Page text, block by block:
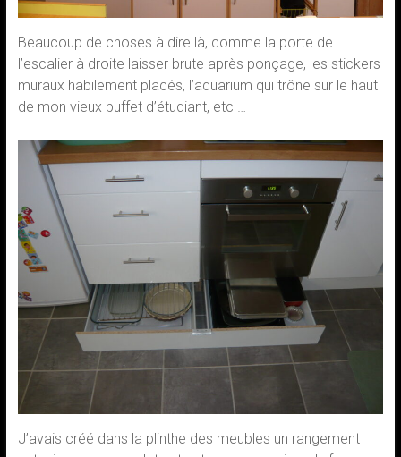
Beaucoup de choses à dire là, comme la porte de
l’escalier à droite laisser brute après ponçage, les stickers
muraux habilement placés, l’aquarium qui trône sur le haut
de mon vieux buffet d’étudiant, etc …
J’avais créé dans la plinthe des meubles un rangement